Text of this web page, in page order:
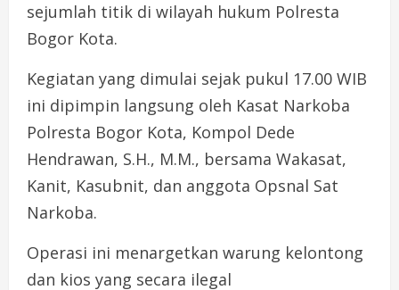
sejumlah titik di wilayah hukum Polresta
Bogor Kota.
Kegiatan yang dimulai sejak pukul 17.00 WIB
ini dipimpin langsung oleh Kasat Narkoba
Polresta Bogor Kota, Kompol Dede
Hendrawan, S.H., M.M., bersama Wakasat,
Kanit, Kasubnit, dan anggota Opsnal Sat
Narkoba.
Operasi ini menargetkan warung kelontong
dan kios yang secara ilegal